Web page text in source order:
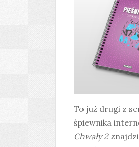
To już drugi z
śpiewnika
Chwały 2